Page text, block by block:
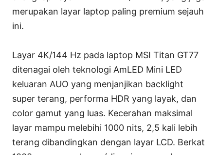
merupakan layar laptop paling premium sejauh
ini.
Layar 4K/144 Hz pada laptop MSI Titan GT77
ditenagai oleh teknologi AmLED Mini LED
keluaran AUO yang menjanjikan backlight
super terang, performa HDR yang layak, dan
color gamut yang luas. Kecerahan maksimal
layar mampu melebihi 1000 nits, 2,5 kali lebih
terang dibandingkan dengan layar LCD. Berkat